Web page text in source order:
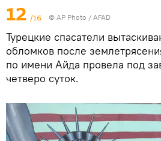
12 /16 © AP Photo / AFAD
Турецкие спасатели
обломков после
по имени Айда провела под
четверо суток.